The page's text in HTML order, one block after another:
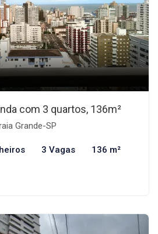
com 3 quartos, 136m²
Grande-SP
3 Vagas 136 m²